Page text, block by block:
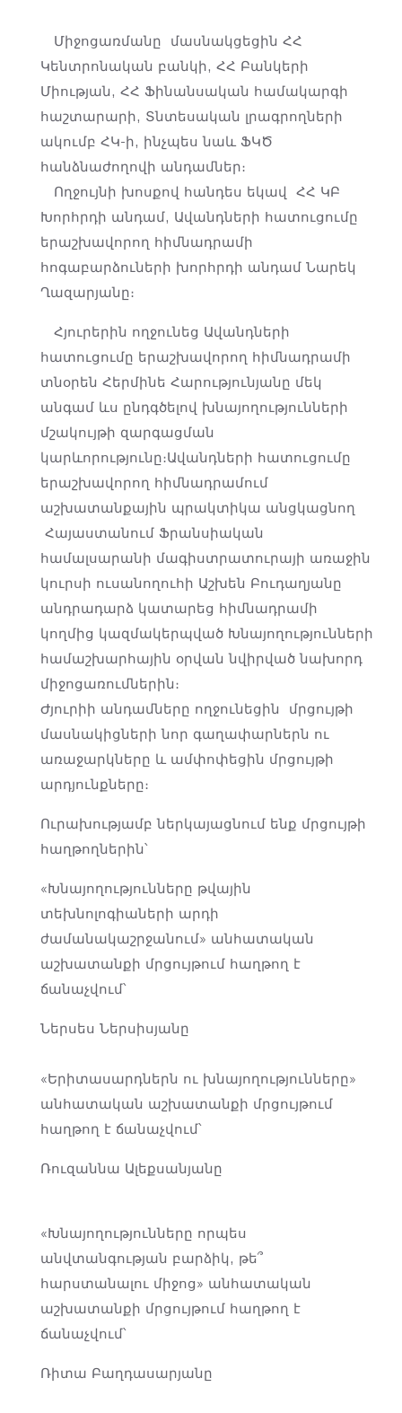
Միջոցառմանը մասնակցեցին ՀՀ
Կենտրոնական բանկի, ՀՀ Բանկերի
Միության, ՀՀ Ֆինանսական համակարգի
հաշտարարի, Տնտեսական լրագրողների
ակումբ ՀԿ-ի, ինչպես նաև ՖԿԾ
հանձնաժողովի անդամներ։
Ողջույնի խոսքով հանդես եկավ ՀՀ ԿԲ
Խորհրդի անդամ, Ավանդների հատուցումը
երաշխավորող հիմնադրամի
հոգաբարձուների խորհրդի անդամ Նարեկ
Ղազարյանը։
Հյուրերին ողջունեց Ավանդների
հատուցումը երաշխավորող հիմնադրամի
տնօրեն Հերմինե Հարությունյանը մեկ
անգամ ևս ընդգծելով խնայողությունների
մշակույթի զարգացման
կարևորությունը։Ավանդների հատուցումը
երաշխավորող հիմնադրամում
աշխատանքային պրակտիկա անցկացնող
Հայաստանում Ֆրանսիական
համալսարանի մագիստրատուրայի առաջին
կուրսի ուսանողուհի Աշխեն Բուդաղյանը
անդրադարձ կատարեց հիմնադրամի
կողմից կազմակերպված Խնայողությունների
համաշխարհային օրվան նվիրված նախորդ
միջոցառումներին։
Ժյուրիի անդամները ողջունեցին մրցույթի
մասնակիցների նոր գաղափարներն ու
առաջարկները և ամփոփեցին մրցույթի
արդյունքները։
Ուրախությամբ ներկայացնում ենք մրցույթի
հաղթողներին՝
«Խնայողությունները թվային
տեխնոլոգիաների արդի
ժամանակաշրջանում» անհատական
աշխատանքի մրցույթում հաղթող է
ճանաչվում՝
Ներսես Ներսիսյանը
«Երիտասարդներն ու խնայողությունները»
անհատական աշխատանքի մրցույթում
հաղթող է ճանաչվում՝
Ռուզաննա Ալեքսանյանը
«Խնայողությունները որպես
անվտանգության բարձիկ, թե՞
հարստանալու միջոց» անհատական
աշխատանքի մրցույթում հաղթող է
ճանաչվում՝
Ռիտա Բաղդասարյանը